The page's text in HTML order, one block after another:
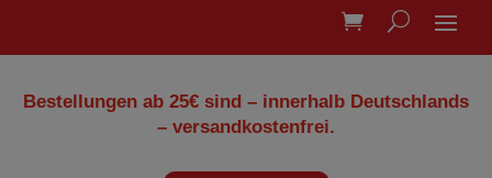
Bestellungen ab 25€ sind – innerhalb Deutschlands
– versandkostenfrei.